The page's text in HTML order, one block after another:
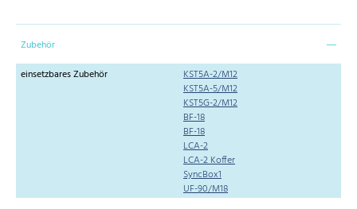
Zubehör
einsetzbares Zubehör
KST5A-2/M12
KST5A-5/M12
KST5G-2/M12
BF-18
BF-18
LCA-2
LCA-2 Koffer
SyncBox1
UF-90/M18